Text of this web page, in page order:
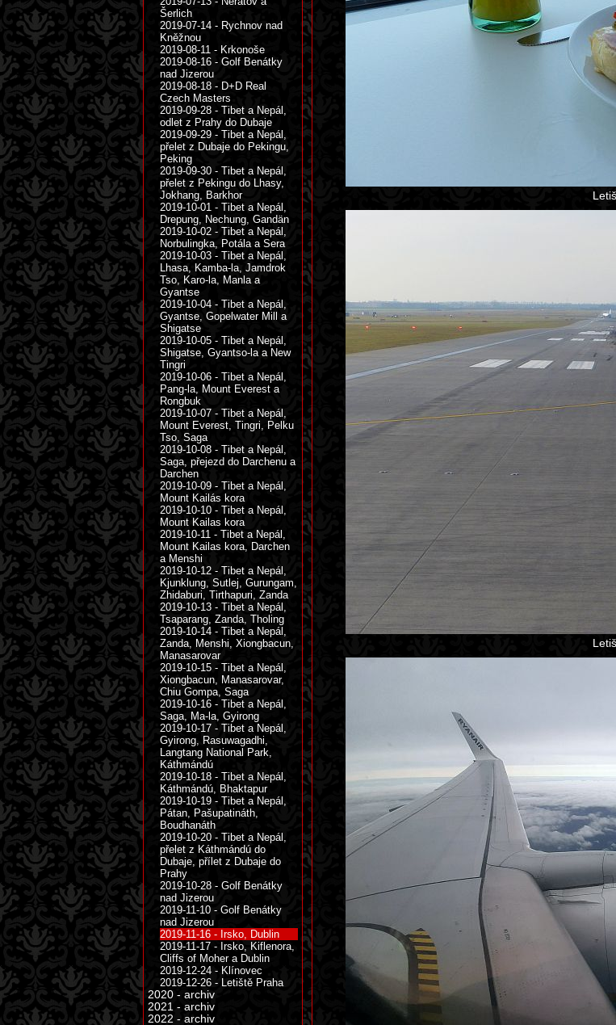
Šerlich
2019-07-14 - Rychnov nad
Kněžnou
2019-08-11 - Krkonoše
2019-08-16 - Golf Benátky
nad Jizerou
2019-08-18 - D+D Real
Czech Masters
2019-09-28 - Tibet a Nepál,
odlet z Prahy do Dubaje
2019-09-29 - Tibet a Nepál,
přelet z Dubaje do Pekingu,
Peking
2019-09-30 - Tibet a Nepál,
přelet z Pekingu do Lhasy,
Jokhang, Barkhor
2019-10-01 - Tibet a Nepál,
Drepung, Nechung, Gandän
2019-10-02 - Tibet a Nepál,
Norbulingka, Potála a Sera
2019-10-03 - Tibet a Nepál,
Lhasa, Kamba-la, Jamdrok
Tso, Karo-la, Manla a
Gyantse
2019-10-04 - Tibet a Nepál,
Gyantse, Gopelwater Mill a
Shigatse
2019-10-05 - Tibet a Nepál,
Shigatse, Gyantso-la a New
Tingri
2019-10-06 - Tibet a Nepál,
Pang-la, Mount Everest a
Rongbuk
2019-10-07 - Tibet a Nepál,
Mount Everest, Tingri, Pelku
Tso, Saga
2019-10-08 - Tibet a Nepál,
Saga, přejezd do Darchenu a
Darchen
2019-10-09 - Tibet a Nepál,
Mount Kailás kora
2019-10-10 - Tibet a Nepál,
Mount Kailas kora
2019-10-11 - Tibet a Nepál,
Mount Kailas kora, Darchen
a Menshi
2019-10-12 - Tibet a Nepál,
Kjunklung, Sutlej, Gurungam,
Zhidaburi, Tirthapuri, Zanda
2019-10-13 - Tibet a Nepál,
Tsaparang, Zanda, Tholing
2019-10-14 - Tibet a Nepál,
Zanda, Menshi, Xiongbacun,
Manasarovar
2019-10-15 - Tibet a Nepál,
Xiongbacun, Manasarovar,
Chiu Gompa, Saga
2019-10-16 - Tibet a Nepál,
Saga, Ma-la, Gyirong
2019-10-17 - Tibet a Nepál,
Gyirong, Rasuwagadhi,
Langtang National Park,
Káthmándú
2019-10-18 - Tibet a Nepál,
Káthmándú, Bhaktapur
2019-10-19 - Tibet a Nepál,
Pátan, Pašupatináth,
Boudhanáth
2019-10-20 - Tibet a Nepál,
přelet z Káthmándú do
Dubaje, přílet z Dubaje do
Prahy
2019-10-28 - Golf Benátky
nad Jizerou
2019-11-10 - Golf Benátky
nad Jizerou
2019-11-16 - Irsko, Dublin
2019-11-17 - Irsko, Kiflenora,
Cliffs of Moher a Dublin
2019-12-24 - Klínovec
2019-12-26 - Letiště Praha
2020 - archiv
2021 - archiv
2022 - archiv